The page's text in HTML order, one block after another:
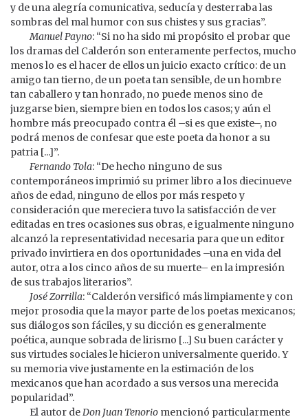
y de una alegría comunicativa, seducía y desterraba las
sombras del mal humor con sus chistes y sus gracias”.
Manuel Payno: “Si no ha sido mi propósito el probar que
los dramas del Calderón son enteramente perfectos, mucho
menos lo es el hacer de ellos un juicio exacto crítico: de un
amigo tan tierno, de un poeta tan sensible, de un hombre
tan caballero y tan honrado, no puede menos sino de
juzgarse bien, siempre bien en todos los casos; y aún el
hombre más preocupado contra él –si es que existe–, no
podrá menos de confesar que este poeta da honor a su
patria [...]”.
Fernando Tola: “De hecho ninguno de sus
contemporáneos imprimió su primer libro a los diecinueve
años de edad, ninguno de ellos por más respeto y
consideración que mereciera tuvo la satisfacción de ver
editadas en tres ocasiones sus obras, e igualmente ninguno
alcanzó la representatividad necesaria para que un editor
privado invirtiera en dos oportunidades –una en vida del
autor, otra a los cinco años de su muerte– en la impresión
de sus trabajos literarios”.
José Zorrilla: “Calderón versificó más limpiamente y con
mejor prosodia que la mayor parte de los poetas mexicanos;
sus diálogos son fáciles, y su dicción es generalmente
poética, aunque sobrada de lirismo [...] Su buen carácter y
sus virtudes sociales le hicieron universalmente querido. Y
su memoria vive justamente en la estimación de los
mexicanos que han acordado a sus versos una merecida
popularidad”.
El autor deDon Juan Tenorio mencionó particularmente